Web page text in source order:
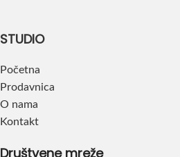
STUDIO
Početna
Prodavnica
O nama
Kontakt
Društvene mreže